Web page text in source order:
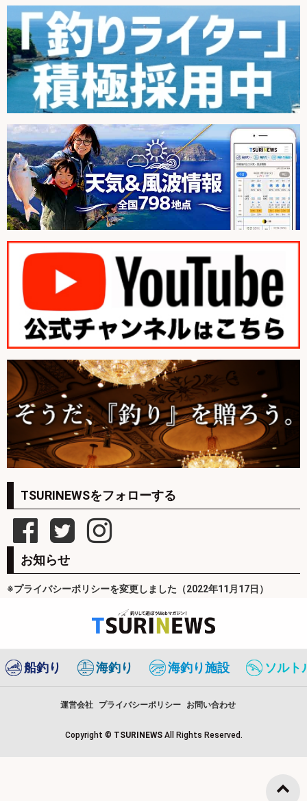
TSURINEWSをフォローする
お知らせ
※プライバシーポリシーを変更しました（2022年11月17日）
船釣り 海釣り 海釣り施設 ソルト
運営会社 プライバシーポリシー お問い合わせ
Copyright © TSURINEWS All Rights Reserved.